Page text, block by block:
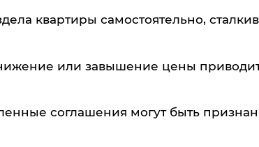
квартиры самостоятельно,
или завышение цены
соглашения могут быть